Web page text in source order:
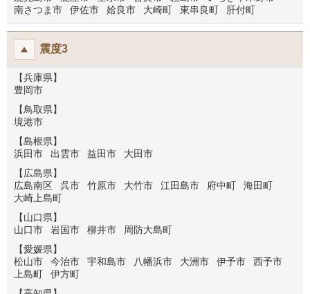
南さつま市
伊佐市 姶良市 大崎町 東串良町 肝付町
震度3
【兵庫県】
豊岡市
【鳥取県】
境港市
【島根県】
浜田市
出雲市 益田市
大田市
【広島県】
広島南区
呉市 竹原市 大竹市 江田島市 府中町
海田町
大崎上島町
【山口県】
山口市
岩国市 柳井市
周防大島町
【愛媛県】
松山市
今治市 宇和島市 八幡浜市 大洲市 伊予市
西予市
上島町
伊方町